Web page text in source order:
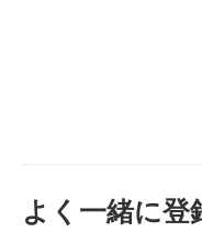
よく一緒に登